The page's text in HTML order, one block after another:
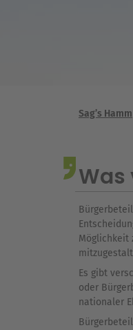
Sag’s Hamm
Was
Möglichkeit
Es gibt
oder
nationaler